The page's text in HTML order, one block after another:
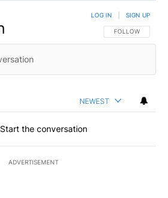
FOLLOW THIS
FOLLOW
LOG IN SIGN UP
NEWEST
Start the conversation
ADVERTISEMENT